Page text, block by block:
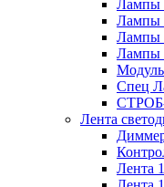
Лампы
Лампы
Лампы
Лампы
Спец
Лента
Лента